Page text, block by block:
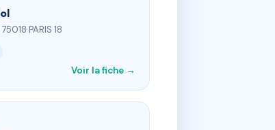
PARIS 18
Voir la fiche →